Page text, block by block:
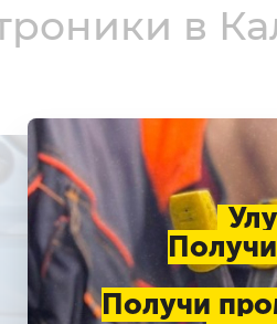
в
Получи